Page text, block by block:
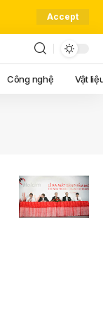
Accept
Công nghệ Vật